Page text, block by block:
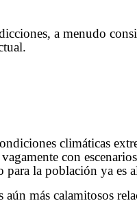
a menudo
climáticas
con
la población ya es
más calamitosos